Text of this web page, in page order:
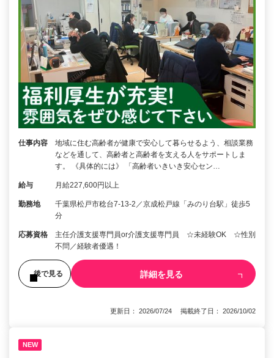
仕事内容
地域に住む高齢者が健康で安心して暮らせるよう、相談業務
などを通して、高齢者と高齢者を支える人をサポートしま
す。 《具体的には》 「高齢者いきいき安心セン…
給与 月給227,600円以上
勤務地
千葉県松戸市稔台7-13-2／京成松戸線「みのり台駅」徒歩5
分
応募資格
主任介護支援専門員or介護支援専門員 ☆未経験OK ☆性別
不問／経験者優遇！
後で見る 詳細を見る
更新日： 2026/07/24 掲載終了日： 2026/10/02
NEW